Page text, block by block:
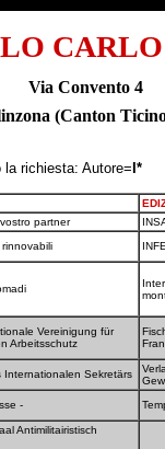
Via Convento 4
(Canton
la richiesta: Autore= I*
partner
Vereinigung für
Arbeitsschutz
Internationalen Sekretärs
-
Antimilitairistisch